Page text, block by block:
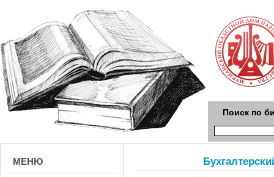
Поиск по
МЕНЮ